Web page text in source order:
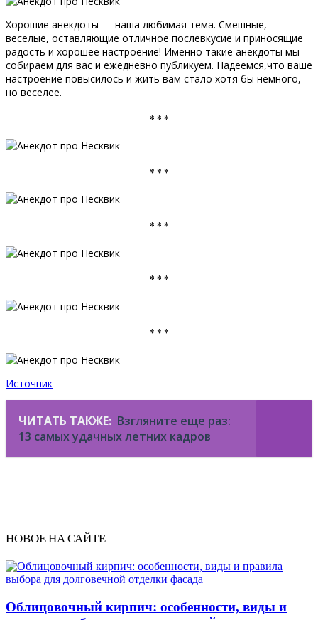
Хорошие анекдоты — наша любимая тема. Смешные,
веселые, оставляющие отличное послевкусие и приносящие
радость и хорошее настроение! Именно такие анекдоты мы
собираем для вас и ежедневно публикуем. Надеемся,что ваше
настроение повысилось и жить вам стало хотя бы немного,
но веселее.
* * *
* * *
* * *
* * *
* * *
Источник
ЧИТАТЬ ТАКЖЕ: Взгляните еще раз:
13 самых удачных летних кадров
НОВОЕ НА САЙТЕ
Облицовочный кирпич: особенности, виды и